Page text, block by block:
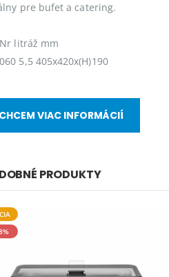
pre bufet a catering.
litráž mm
5,5 405x420x(H)190
CHCEM VIAC INFORMÁCIÍ
PRODUKTY